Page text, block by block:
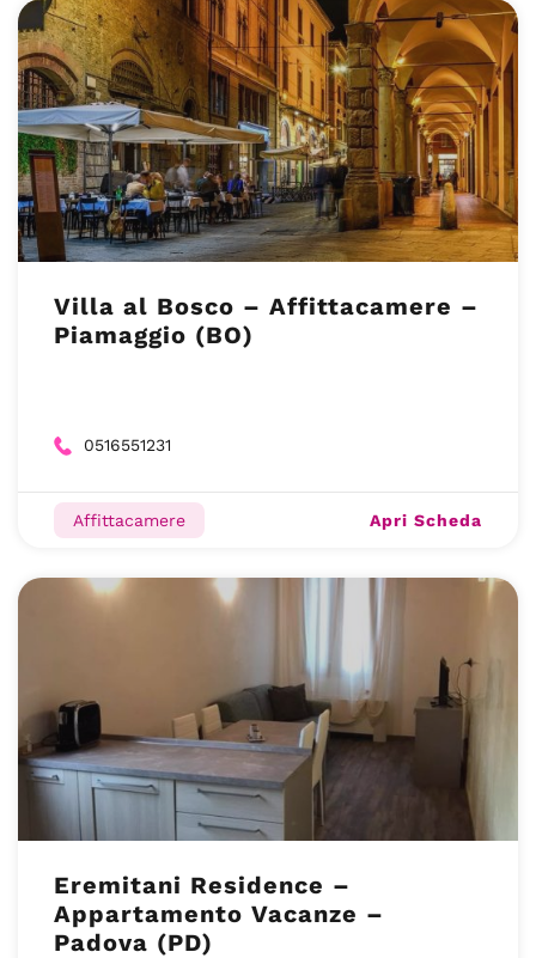
Villa al Bosco – Affittacamere –
Piamaggio (BO)
0516551231
Affittacamere Apri Scheda
Eremitani Residence –
Appartamento Vacanze –
Padova (PD)